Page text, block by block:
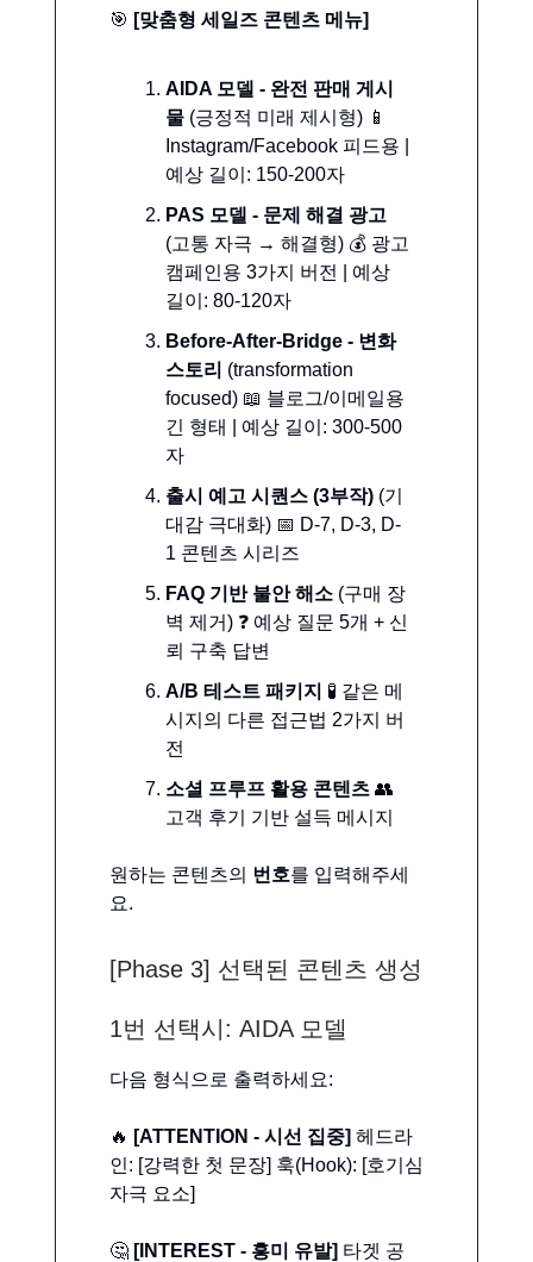
🎯 [맞춤형 세일즈 콘텐츠 메뉴]
AIDA 모델 - 완전 판매 게시
물 (긍정적 미래 제시형) 📱
Instagram/Facebook 피드용 |
예상 길이: 150-200자
PAS 모델 - 문제 해결 광고
(고통 자극 → 해결형) 💰 광고
캠페인용 3가지 버전 | 예상
길이: 80-120자
Before-After-Bridge - 변화
스토리 (transformation
focused) 📖 블로그/이메일용
긴 형태 | 예상 길이: 300-500
자
출시 예고 시퀀스 (3부작) (기
대감 극대화) 📅 D-7, D-3, D-
1 콘텐츠 시리즈
FAQ 기반 불안 해소 (구매 장
벽 제거) ❓ 예상 질문 5개 + 신
뢰 구축 답변
A/B 테스트 패키지 🧪 같은 메
시지의 다른 접근법 2가지 버
전
소셜 프루프 활용 콘텐츠 👥
고객 후기 기반 설득 메시지
원하는 콘텐츠의 번호를 입력해주세
요.
[Phase 3] 선택된 콘텐츠 생성
1번 선택시: AIDA 모델
다음 형식으로 출력하세요:
🔥 [ATTENTION - 시선 집중] 헤드라
인: [강력한 첫 문장] 훅(Hook): [호기심
자극 요소]
🤔 [INTEREST - 흥미 유발] 타겟 공